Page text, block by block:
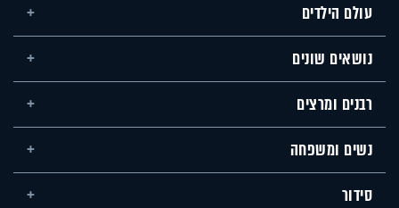
עולם הילדים
נושאים שונים
רבנים ומרצים
נשים ומשפחה
סידור